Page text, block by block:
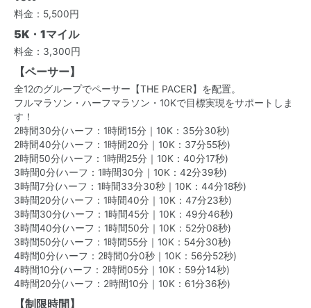
料金：5,500円
5K・1マイル
料金：3,300円
【ペーサー】
全12のグループでペーサー【THE PACER】を配置。
フルマラソン・ハーフマラソン・10Kで目標実現をサポートしま
す！
2時間30分(ハーフ：1時間15分｜10K：35分30秒)
2時間40分(ハーフ：1時間20分｜10K：37分55秒)
2時間50分(ハーフ：1時間25分｜10K：40分17秒)
3時間0分(ハーフ：1時間30分｜10K：42分39秒)
3時間7分(ハーフ：1時間33分30秒｜10K：44分18秒)
3時間20分(ハーフ：1時間40分｜10K：47分23秒)
3時間30分(ハーフ：1時間45分｜10K：49分46秒)
3時間40分(ハーフ：1時間50分｜10K：52分08秒)
3時間50分(ハーフ：1時間55分｜10K：54分30秒)
4時間0分(ハーフ：2時間0分0秒｜10K：56分52秒)
4時間10分(ハーフ：2時間05分｜10K：59分14秒)
4時間20分(ハーフ：2時間10分｜10K：61分36秒)
【制限時間】